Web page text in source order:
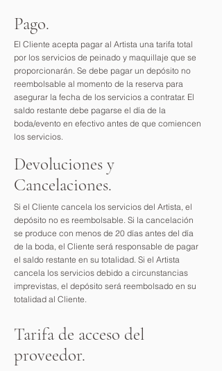
Pago.
El Cliente acepta pagar al Artista una tarifa total
por los servicios de peinado y maquillaje que se
proporcionarán. Se debe pagar un depósito no
reembolsable al momento de la reserva para
asegurar la fecha de los servicios a contratar. El
saldo restante debe pagarse el día de la
boda/evento en efectivo antes de que comiencen
los servicios.
Devoluciones y
Cancelaciones.
Si el Cliente cancela los servicios del Artista, el
depósito no es reembolsable. Si la cancelación
se produce con menos de 20 días antes del día
de la boda, el Cliente será responsable de pagar
el saldo restante en su totalidad. Si el Artista
cancela los servicios debido a circunstancias
imprevistas, el depósito será reembolsado en su
totalidad al Cliente.
Tarifa de acceso del
proveedor.